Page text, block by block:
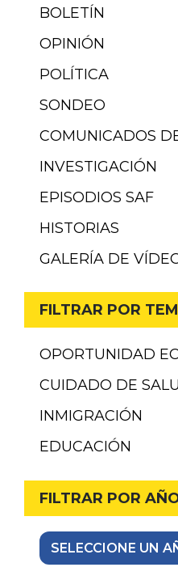
BOLETÍN
OPINIÓN
POLÍTICA
SONDEO
COMUNICADOS
INVESTIGACIÓN
EPISODIOS SAF
HISTORIAS
GALERÍA DE
FILTRAR POR
OPORTUNIDAD
CUIDADO DE
INMIGRACIÓN
EDUCACIÓN
FILTRAR POR